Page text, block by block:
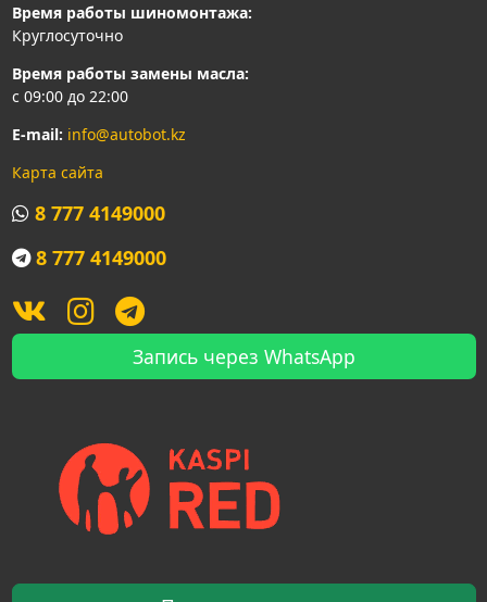
Время работы шиномонтажа:
Круглосуточно
Время работы замены масла:
с 09:00 до 22:00
E-mail: info@autobot.kz
Карта сайта
8 777 4149000
8 777 4149000
Запись через WhatsApp